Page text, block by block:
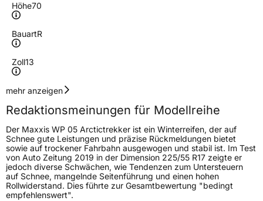
Höhe70
BauartR
Zoll13
Geschwindigkeitsindex
Höchstgeschwindigkeit
190 km/h
Lastindex71
Höchstlast345 kg
Gewicht (in kg)5,241 kg
mehr anzeigen
Redaktionsmeinungen für Modellreihe
Der Maxxis WP 05 Arctictrekker ist ein Winterreifen, der auf
Schnee gute Leistungen und präzise Rückmeldungen bietet
sowie auf trockener Fahrbahn ausgewogen und stabil ist. Im Test
von Auto Zeitung 2019 in der Dimension 225/55 R17 zeigte er
jedoch diverse Schwächen, wie Tendenzen zum Untersteuern
auf Schnee, mangelnde Seitenführung und einen hohen
Rollwiderstand. Dies führte zur Gesamtbewertung "bedingt
empfehlenswert".